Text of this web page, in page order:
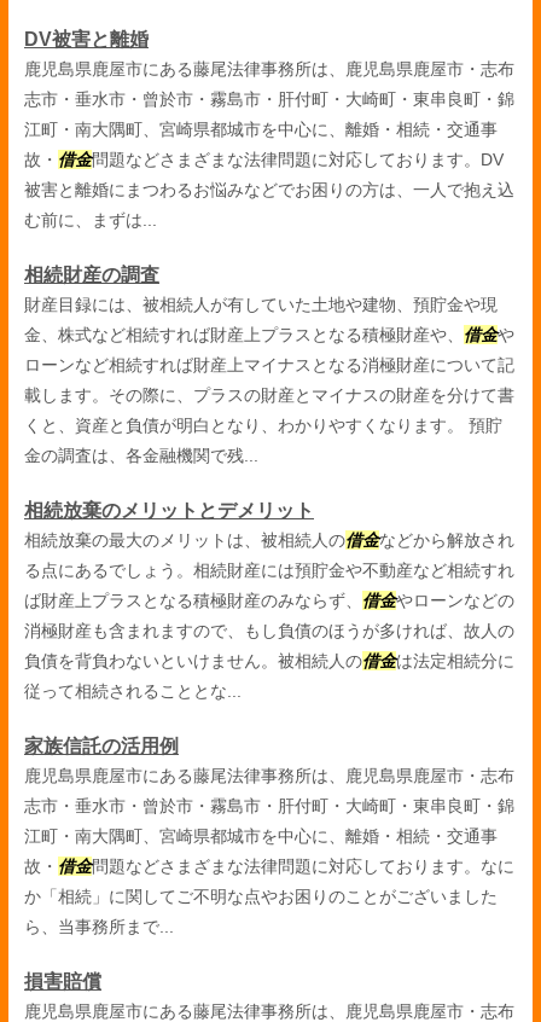
DV被害と離婚
鹿児島県鹿屋市にある藤尾法律事務所は、鹿児島県鹿屋市・志布
志市・垂水市・曾於市・霧島市・肝付町・大崎町・東串良町・錦
江町・南大隅町、宮崎県都城市を中心に、離婚・相続・交通事
故・ 借金問題などさまざまな法律問題に対応しております。DV
被害と離婚にまつわるお悩みなどでお困りの方は、一人で抱え込
む前に、まずは...
相続財産の調査
財産目録には、被相続人が有していた土地や建物、預貯金や現
金、株式など相続すれば財産上プラスとなる積極財産や、 借金や
ローンなど相続すれば財産上マイナスとなる消極財産について記
載します。その際に、プラスの財産とマイナスの財産を分けて書
くと、資産と負債が明白となり、わかりやすくなります。 預貯
金の調査は、各金融機関で残...
相続放棄のメリットとデメリット
相続放棄の最大のメリットは、被相続人の借金などから解放され
る点にあるでしょう。相続財産には預貯金や不動産など相続すれ
ば財産上プラスとなる積極財産のみならず、 借金やローンなどの
消極財産も含まれますので、もし負債のほうが多ければ、故人の
負債を背負わないといけません。被相続人の借金は法定相続分に
従って相続されることとな...
家族信託の活用例
鹿児島県鹿屋市にある藤尾法律事務所は、鹿児島県鹿屋市・志布
志市・垂水市・曾於市・霧島市・肝付町・大崎町・東串良町・錦
江町・南大隅町、宮崎県都城市を中心に、離婚・相続・交通事
故・ 借金問題などさまざまな法律問題に対応しております。なに
か「相続」に関してご不明な点やお困りのことがございました
ら、当事務所まで...
損害賠償
鹿児島県鹿屋市にある藤尾法律事務所は、鹿児島県鹿屋市・志布